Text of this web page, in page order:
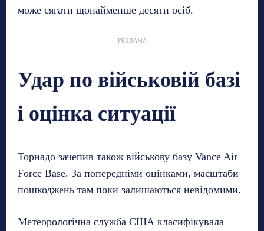
може сягати щонайменше десяти осіб.
РЕКЛАМА
Удар по військовій базі
і оцінка ситуації
Торнадо зачепив також військову базу Vance Air
Force Base. За попередніми оцінками, масштаби
пошкоджень там поки залишаються невідомими.
Метеорологічна служба США класифікувала